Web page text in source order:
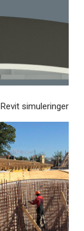
Revit simuleringer